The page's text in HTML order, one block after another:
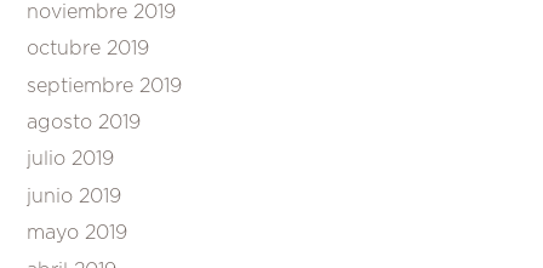
noviembre 2019
octubre 2019
septiembre 2019
agosto 2019
julio 2019
junio 2019
mayo 2019